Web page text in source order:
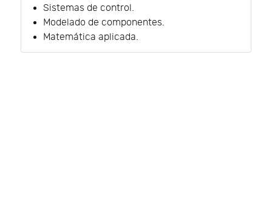
Sistemas de control.
Modelado de componentes.
Matemática aplicada.